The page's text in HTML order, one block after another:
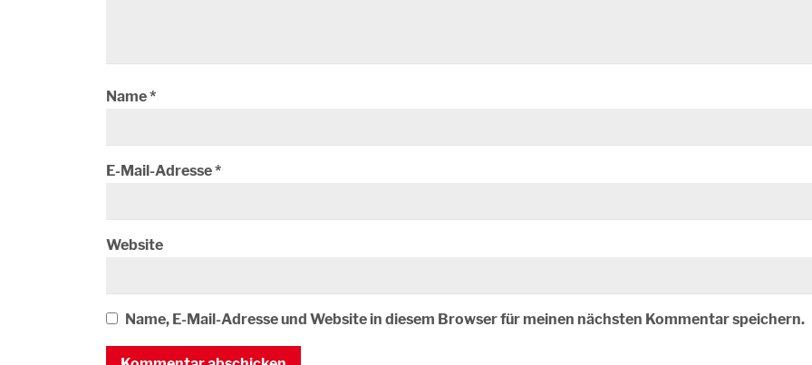
Name*
E-Mail-Adresse*
Website
Name, E-Mail-Adresse und Website in diesem Browser für meinen nächsten Kommentar speichern.